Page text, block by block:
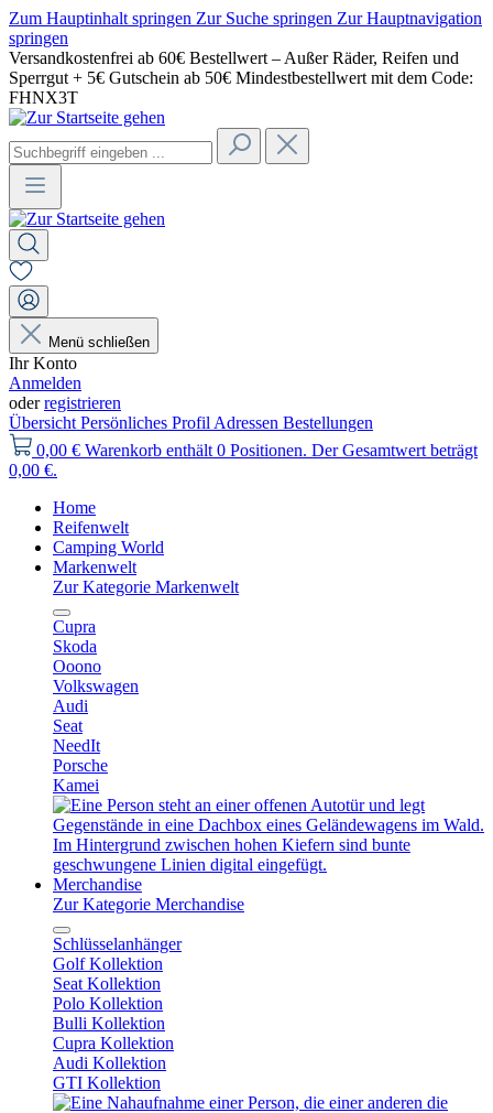
Zum Hauptinhalt springen Zur Suche springen Zur Hauptnavigation
springen
Versandkostenfrei ab 60€ Bestellwert – Außer Räder, Reifen und
Sperrgut + 5€ Gutschein ab 50€ Mindestbestellwert mit dem Code:
FHNX3T
Menü schließen
Ihr Konto
Anmelden
oderregistrieren
Übersicht Persönliches Profil Adressen Bestellungen
0,00 € Warenkorb enthält 0 Positionen. Der Gesamtwert beträgt
0,00 €.
Home
Reifenwelt
Camping World
Markenwelt
Zur Kategorie Markenwelt
Cupra
Skoda
Ooono
Volkswagen
Audi
Seat
NeedIt
Porsche
Kamei
Merchandise
Zur Kategorie Merchandise
Schlüsselanhänger
Golf Kollektion
Seat Kollektion
Polo Kollektion
Bulli Kollektion
Cupra Kollektion
Audi Kollektion
GTI Kollektion